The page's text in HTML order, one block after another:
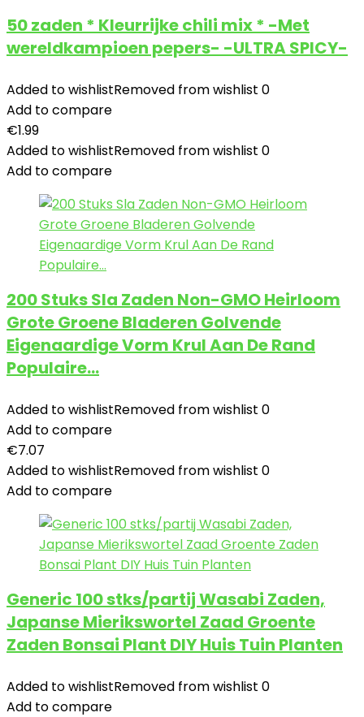
50 zaden * Kleurrijke chili mix * -Met
wereldkampioen pepers- -ULTRA SPICY-
Added to wishlistRemoved from wishlist 0
Add to compare
€1.99
Added to wishlistRemoved from wishlist 0
Add to compare
200 Stuks Sla Zaden Non-GMO Heirloom
Grote Groene Bladeren Golvende
Eigenaardige Vorm Krul Aan De Rand
Populaire…
Added to wishlistRemoved from wishlist 0
Add to compare
€7.07
Added to wishlistRemoved from wishlist 0
Add to compare
Generic 100 stks/partij Wasabi Zaden,
Japanse Mierikswortel Zaad Groente
Zaden Bonsai Plant DIY Huis Tuin Planten
Added to wishlistRemoved from wishlist 0
Add to compare